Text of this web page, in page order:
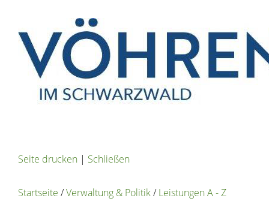
Seite drucken | Schließen
Startseite /Verwaltung & Politik/Leistungen A - Z